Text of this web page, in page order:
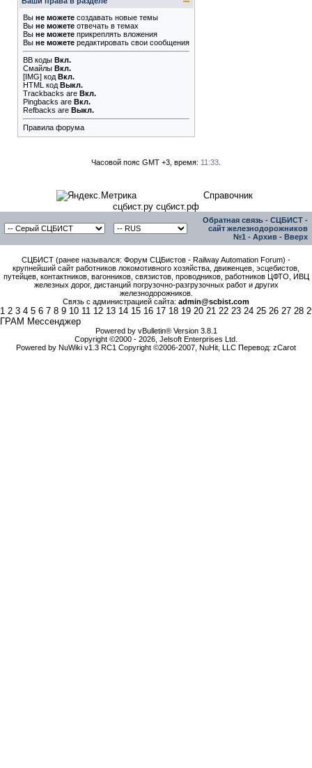
Вы не можете создавать новые темы
Вы не можете отвечать в темах
Вы не можете прикреплять вложения
Вы не можете редактировать свои сообщения
BB коды Вкл.
Смайлы Вкл.
[IMG] код Вкл.
HTML код Выкл.
Trackbacks are Вкл.
Pingbacks are Вкл.
Refbacks are Выкл.
Правила форума
Часовой пояс GMT +3, время: 11:33
Справочник
сцбист.ру сцбист.рф
Обратная связь - СЦБИСТ -
сайт железнодорожников
№1 - Архив - Вверх
СЦБИСТ (ранее назывался: Форум СЦБистов - Railway Automation Forum) -
крупнейший сайт работников локомотивного хозяйства, движенцев, эсцебистов,
путейцев, контактников, вагонников, связистов, проводников, работников ЦФТО, ИВЦ
железных дорог, дистанций погрузочно-разгрузочных работ и других
железнодорожников.
Связь с администрацией сайта: admin@scbist.com
1 2 3 4 5 6 7 8 9 10 11 12 13 14 15 16 17 18 19 20 21 22 23 24 25 26 27 28
ГРАМ Мессенджер
Powered by vBulletin® Version 3.8.1
Copyright ©2000 - 2026, Jelsoft Enterprises Ltd.
Powered by NuWiki v1.3 RC1 Copyright ©2006-2007, NuHit, LLC Перевод: zCarot